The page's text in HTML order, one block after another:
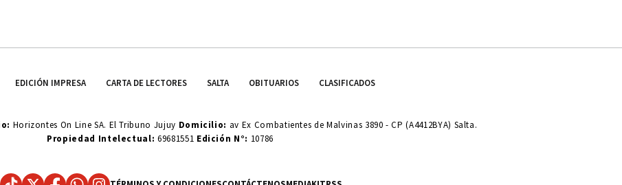
EDICIÓN IMPRESA CARTA DE LECTORES SALTA OBITUARIOS CLASIFICADOS
Horizontes On Line SA. El Tribuno Jujuy Domicilio: av Ex Combatientes de Malvinas 3890 - CP (A4412BYA) Salta.
Propiedad Intelectual: 69681551 Edición N°: 10786